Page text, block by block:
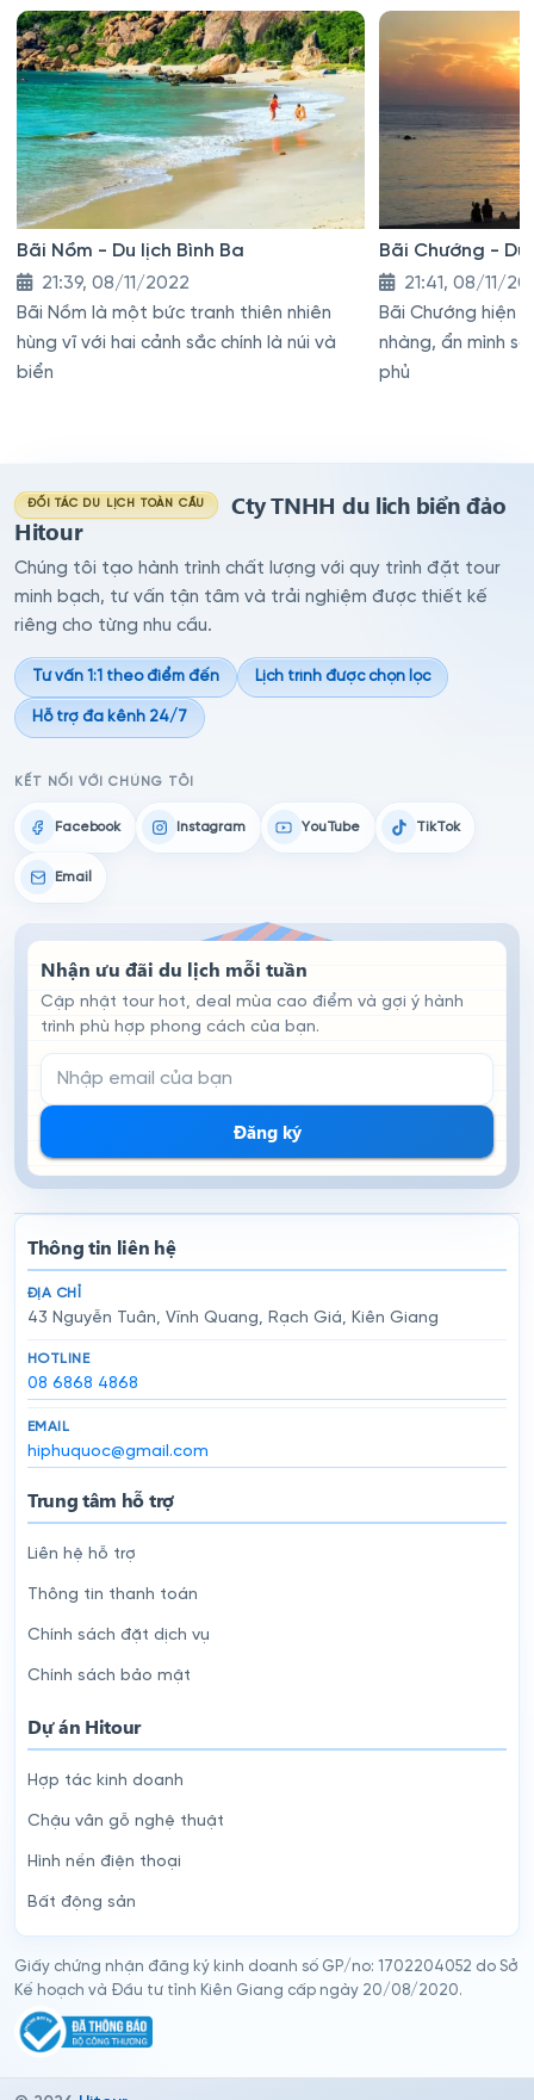
Bãi Nồm - Du lịch Bình Ba
21:39, 08/11/2022
Bãi Nồm là một bức tranh thiên nhiên
hùng vĩ với hai cảnh sắc chính là núi và
biển
Bãi Chướng - Du
21:41, 08/11/
Bãi Chướng hiện
nhàng, ẩn mình
phủ
ĐỐI TÁC DU LỊCH TOÀN CẦU
Cty TNHH du lich biển đảo
Hitour
Chúng tôi tạo hành trình chất lượng với quy trình đặt tour
minh bạch, tư vấn tận tâm và trải nghiệm được thiết kế
riêng cho từng nhu cầu.
Tư vấn 1:1 theo điểm đến Lịch trình được chọn lọc
Hỗ trợ đa kênh 24/7
KẾT NỐI VỚI CHÚNG TÔI
Facebook Instagram YouTube TikTok
Email
Nhận ưu đãi du lịch mỗi tuần
Cập nhật tour hot, deal mùa cao điểm và gợi ý hành
trình phù hợp phong cách của bạn.
Email đăng ký nhận tin
Đăng ký
Thông tin liên hệ
ĐỊA CHỈ
43 Nguyễn Tuân, Vĩnh Quang, Rạch Giá, Kiên Giang
HOTLINE
08 6868 4868
EMAIL
hiphuquoc@gmail.com
Trung tâm hỗ trợ
Liên hệ hỗ trợ
Thông tin thanh toán
Chính sách đặt dịch vụ
Chính sách bảo mật
Dự án Hitour
Hợp tác kinh doanh
Chậu vân gỗ nghệ thuật
Hình nền điện thoại
Bất động sản
Giấy chứng nhận đăng ký kinh doanh số GP/no: 1702204052 do Sở
Kế hoạch và Đầu tư tỉnh Kiên Giang cấp ngày 20/08/2020.